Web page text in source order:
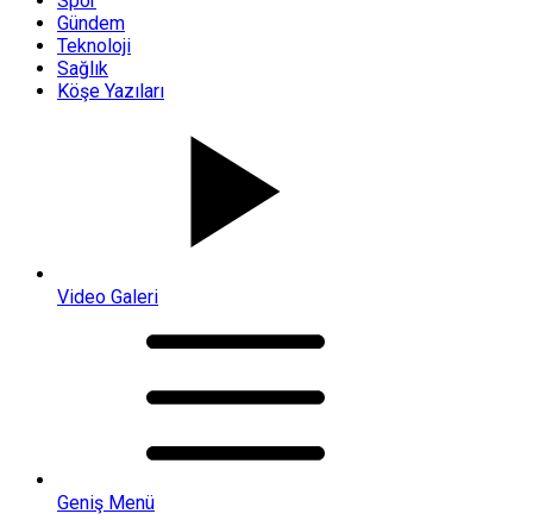
Gündem
Teknoloji
Sağlık
Köşe Yazıları
Video Galeri
Geniş Menü